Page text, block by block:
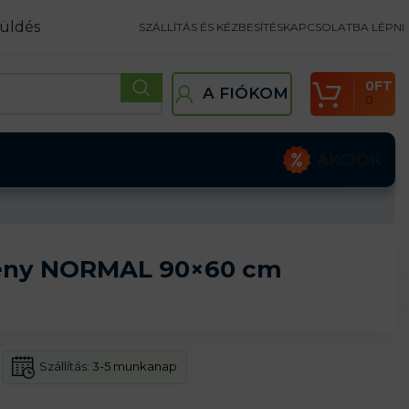
SZÁLLÍTÁS ÉS KÉZBESÍTÉSKAPCSOLATBA LÉPNI
A FIÓKOM 0
0FT
NORMAL 90×60 cm
Szállítás: 3-5 munkanap